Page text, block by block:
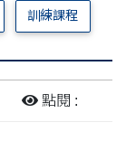
訓練課程
點閱 :